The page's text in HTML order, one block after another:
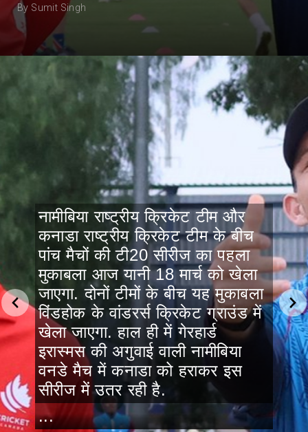
By Sumit Singh
नामीबिया राष्ट्रीय क्रिकेट टीम और
कनाडा राष्ट्रीय क्रिकेट टीम के बीच
पांच मैचों की टी20 सीरीज का पहला
मुकाबला आज यानी 18 मार्च को खेला
जाएगा. दोनों टीमों के बीच यह मुकाबला
विंडहोक के वांडरर्स क्रिकेट ग्राउंड में
खेला जाएगा. हाल ही में गेरहार्ड
इरास्मस की अगुवाई वाली नामीबिया
वनडे मैच में कनाडा को हराकर इस
सीरीज में उतर रही है.
...